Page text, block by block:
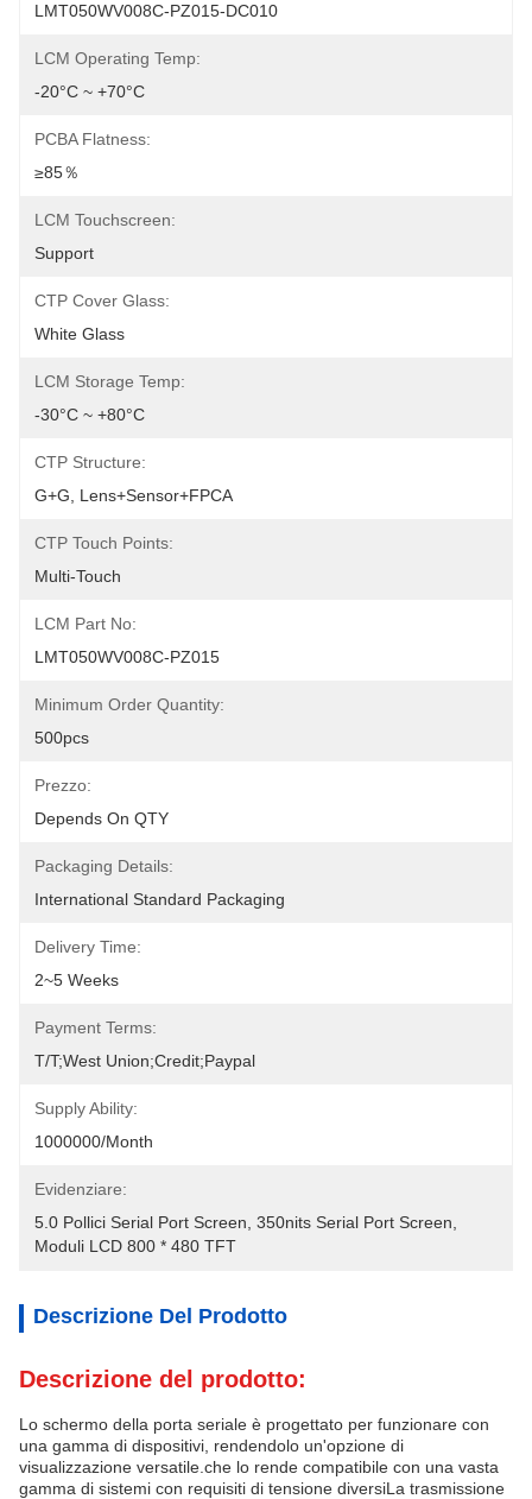
LMT050WV008C-PZ015-DC010
LCM Operating Temp:
-20°C ~ +70°C
PCBA Flatness:
≥85％
LCM Touchscreen:
Support
CTP Cover Glass:
White Glass
LCM Storage Temp:
-30°C ~ +80°C
CTP Structure:
G+G, Lens+Sensor+FPCA
CTP Touch Points:
Multi-Touch
LCM Part No:
LMT050WV008C-PZ015
Minimum Order Quantity:
500pcs
Prezzo:
Depends On QTY
Packaging Details:
International Standard Packaging
Delivery Time:
2~5 Weeks
Payment Terms:
T/T;West Union;Credit;Paypal
Supply Ability:
1000000/month
Evidenziare:
5.0 Pollici Serial Port Screen 350nits Serial Port Screen
Moduli LCD 800 * 480 TFT
Descrizione Del Prodotto
Descrizione del prodotto:
Lo schermo della porta seriale è progettato per funzionare con
una gamma di dispositivi, rendendolo un'opzione di
visualizzazione versatile.che lo rende compatibile con una vasta
gamma di sistemi con requisiti di tensione diversiLa trasmissione